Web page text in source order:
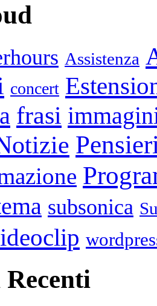
Assistenza
concert
frasi
subsonica